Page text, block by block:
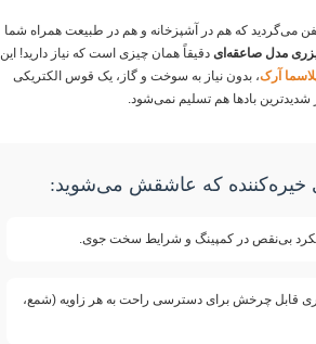
می‌گردید که هم در آشپزخانه و هم در طبیعت همراه شما
مدل صاعقه‌ای دقیقاً همان چیزی است که نیاز دارید! این
آرک، بدون نیاز به سوخت و گاز، یک قوس الکتریکی
شدیدترین بادها هم تسلیم نمی‌شود.
خیره‌کننده که عاشقش می‌شوید:
بی‌نقص در کمپینگ و شرایط سخت جوی.
قابل چرخش برای دسترسی راحت به هر زاویه (شمع،